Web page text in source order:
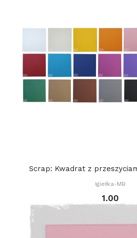
Scrap: Kwadrat z
Igiełka-MB
1.00